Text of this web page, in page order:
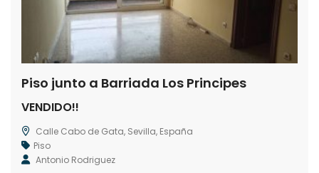
Piso junto a Barriada Los Principes
VENDIDO!!
Calle Cabo de Gata, Sevilla, España
Piso
Antonio Rodriguez